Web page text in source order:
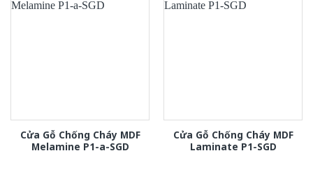
Cửa Gỗ Chống Cháy MDF
Melamine P1-a-SGD
Cửa Gỗ Chống Cháy MDF
Laminate P1-SGD